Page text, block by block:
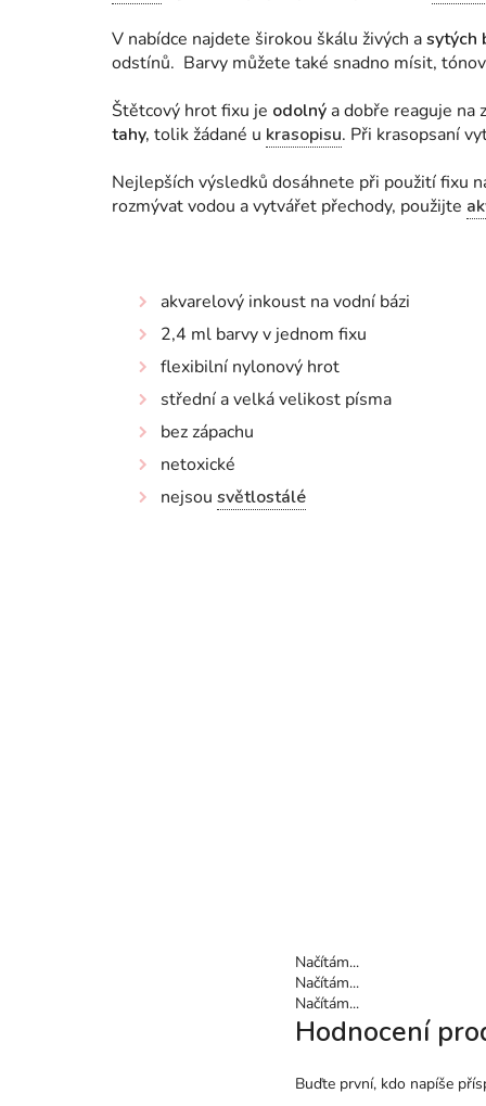
V nabídce najdete širokou škálu živých asytých
odstínů. Barvy můžete také snadno mísit,
Štětcový hrot fixu je odolný a dobře reaguje
tahy, tolik žádané u krasopisu. Při krasopsaní
Nejlepších výsledků dosáhnete při použití fixu
rozmývat vodou a vytvářet přechody, použijte
akvarelový inkoust na vodní bázi
2,4 ml barvy v jednom fixu
flexibilní nylonový hrot
střední a velká velikost písma
bez zápachu
netoxické
nejsou světlostálé
Načítám...
Načítám...
Načítám...
Hodnocení
Buďte první, kdo napíše